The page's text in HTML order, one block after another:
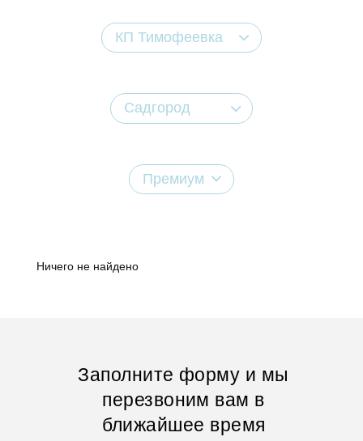
КП Тимофеевка
Садгород
Премиум
Ничего не найдено
Заполните форму и мы
перезвоним вам в
ближайшее время